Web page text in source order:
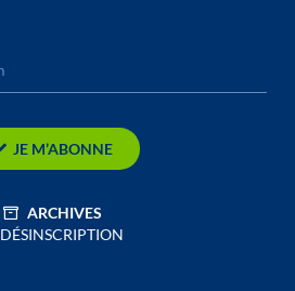
JE M’ABONNE
ARCHIVES
DÉSINSCRIPTION